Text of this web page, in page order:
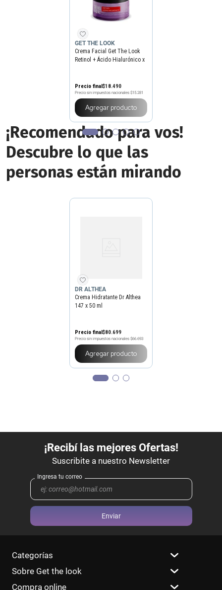
GET THE LOOK
Crema Facial Get The Look
Retinol + Ácido Hialurónico x
Precio final$18.490
Precio sin impuestos nacionales $15.281
Agregar producto
¡Recomendado para vos!
Descubre lo que las
personas están mirando
DR ALTHEA
Crema Hidratante Dr Althea
147 x 50 ml
Precio final$80.699
Precio sin impuestos nacionales $66.693
Agregar producto
Enviar
Categorías
Sobre Get the look
Compra online